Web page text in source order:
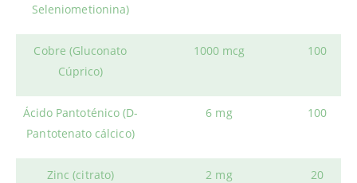
Seleniometionina)
Cobre (Gluconato
Cúprico)
1000 mcg 100
Ácido Pantoténico (D-
Pantotenato cálcico)
6 mg 100
Zinc (citrato) 2 mg 20